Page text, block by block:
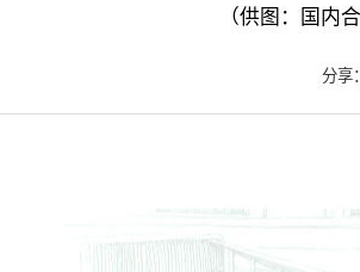
（供图：国内
分享：